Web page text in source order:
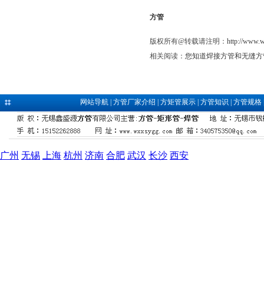
方管
版权所有@转载请注明： http://
相关阅读： 您知道焊接方管和无缝
网站导航| 方管厂家介绍 方矩管展示| 方管知识 方管规格
广州 无锡 上海 杭州 济南 合肥 武汉 长沙 西安